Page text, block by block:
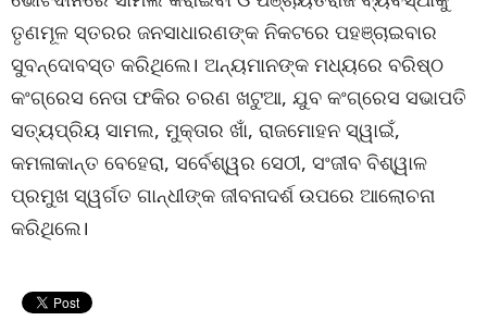
ତୃଣମୂଳ ସ୍ତରର ଜନସାଧାରଣଙ୍କ ନିକଟରେ ପହଞ୍ଚାଇବାର
ସୁବନ୍ଦୋବସ୍ତ କରିଥିଲେ। ଅନ୍ୟମାନଙ୍କ ମଧ୍ୟରେ ବରିଷ୍ଠ
କଂଗ୍ରେସ ନେତା ଫକିର ଚରଣ ଖଟୁଆ, ଯୁବ କଂଗ୍ରେସ ସଭାପତି
ସତ୍ୟପ୍ରିୟ ସାମଲ, ମୁକ୍ତାର ଖାଁ, ରାଜମୋହନ ସ୍ୱାଇଁ,
କମଳାକାନ୍ତ ବେହେରା, ସର୍ବେଶ୍ୱର ସେଠୀ, ସଂଜୀବ ବିଶ୍ୱାଳ
ପ୍ରମୁଖ ସ୍ୱର୍ଗତ ଗାନ୍ଧୀଙ୍କ ଜୀବନାଦର୍ଶ ଉପରେ ଆଲୋଚନା
କରିଥିଲେ।